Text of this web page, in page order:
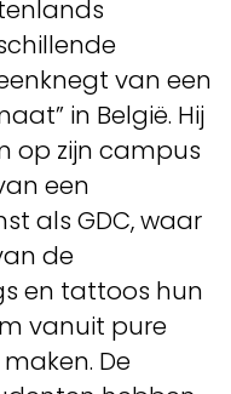
van een
in België. Hij
op zijn campus
een
als GDC, waar
de
en tattoos hun
vanuit pure
De